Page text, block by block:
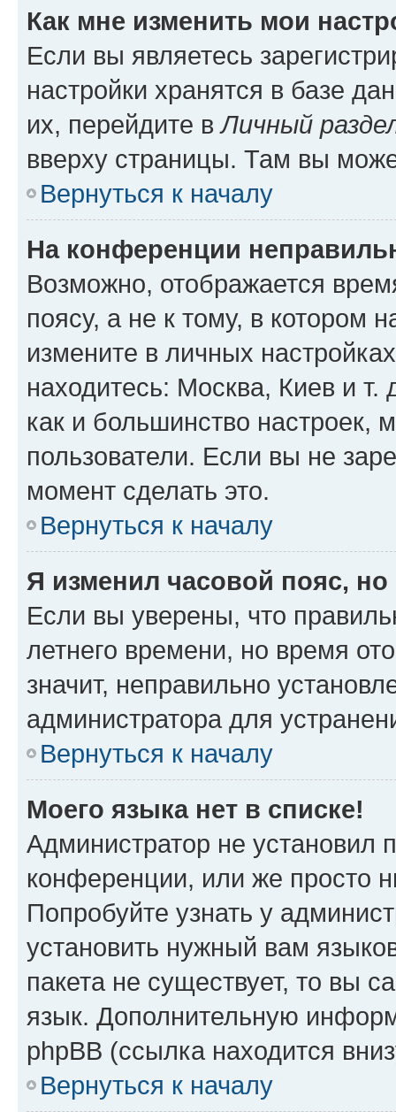
Как мне изменить мои
Если вы являетесь
настройки хранятся в базе
их, перейдите вЛичный
вверху страницы. Там вы
Вернуться к началу
На конференции
Возможно, отображается
поясу, а не к тому, в котором
измените в личных
находитесь: Москва, Киев и т.
как и большинство настроек,
пользователи. Если вы не
момент сделать это.
Вернуться к началу
Я изменил часовой пояс,
Если вы уверены, что
летнего времени, но время
значит, неправильно
администратора для
Вернуться к началу
Моего языка нет в списке!
Администратор не установил
конференции, или же просто
Попробуйте узнать у
установить нужный вам
пакета не существует, то вы
язык. Дополнительную
phpBB (ссылка находится
Вернуться к началу